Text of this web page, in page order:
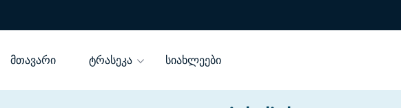
მთავარი ტრასეკა სიახლეები